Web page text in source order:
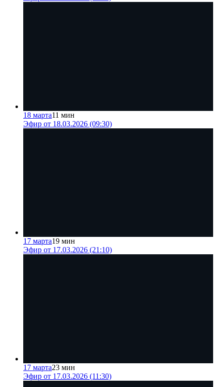
18 марта11 мин
Эфир от 18.03.2026 (09:30)
17 марта19 мин
Эфир от 17.03.2026 (21:10)
17 марта23 мин
Эфир от 17.03.2026 (11:30)